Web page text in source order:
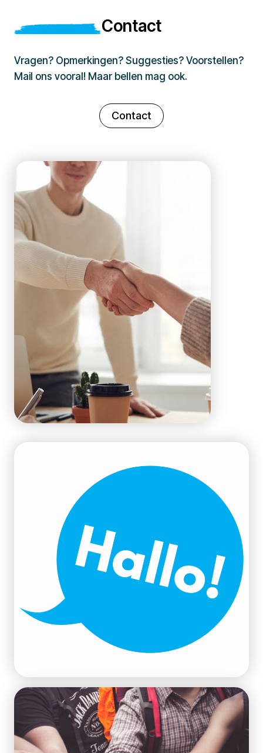
Contact
Vragen? Opmerkingen? Suggesties? Voorstellen?
Mail ons vooral! Maar bellen mag ook.
Contact